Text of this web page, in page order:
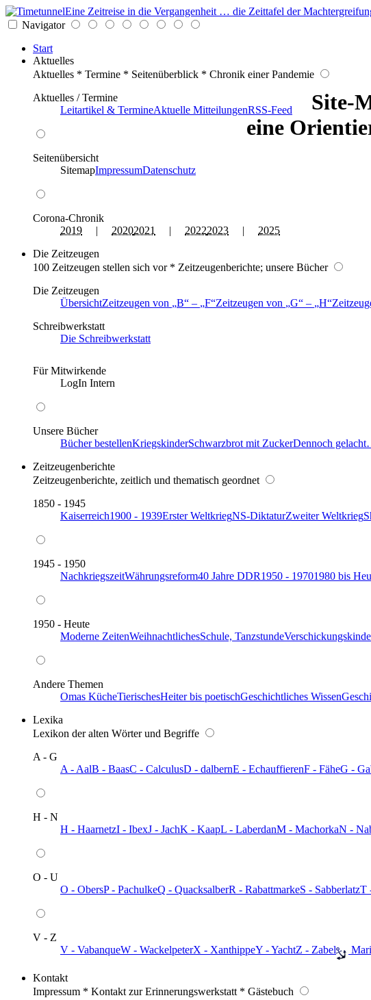
Eine Zeitreise in die Vergangenheit … die Zeittafel der
Navigator
Start
Aktuelles
Aktuelles * Termine * Seitenüberblick * Chronik einer Pandemie
Aktuelles / Termine
Leitartikel & TermineAktuelle MitteilungenRSS-Feed
Seitenübersicht
SitemapImpressumDatenschutz
Corona-Chronik
2019 | 20202021 | 20222023 | 2025
Die Zeitzeugen
100 Zeitzeugen stellen sich vor * Zeitzeugenberichte; unsere Bücher
Die Zeitzeugen
ÜbersichtZeitzeugen von B – F Zeitzeugen von G – H
Schreibwerkstatt
Die Schreibwerkstatt
Für Mitwirkende
LogIn Intern
Unsere Bücher
Bücher bestellenKriegskinderSchwarzbrot mit ZuckerDennoch
Zeitzeugenberichte
Zeitzeugenberichte, zeitlich und thematisch geordnet
1850 - 1945
Kaiserreich1900 - 1939Erster WeltkriegNS-DiktaturZweiter Weltkrieg
1945 - 1950
NachkriegszeitWährungsreform40 Jahre DDR1950 - 19701980 bis
1950 - Heute
Moderne ZeitenWeihnachtlichesSchule, Tanzstunde
Andere Themen
Omas KücheTierischesHeiter bis poetischGeschichtliches Wissen
Lexika
Lexikon der alten Wörter und Begriffe
A - G
A - AalB - BaasC - CalculusD - dalbernE - EchauffierenF - FäheG -
H - N
H - HaarnetzI - IbexJ - JachK - KaapL - LaberdanM - MachorkaN -
O - U
O - ObersP - PachulkeQ - QuacksalberR - RabattmarkeS - SabberlatzT
V - Z
V - VabanqueW - WackelpeterX - XanthippeY - YachtZ - Zabel
Kontakt
Impressum * Kontakt zur Erinnerungswerkstatt * Gästebuch
Site-
eine